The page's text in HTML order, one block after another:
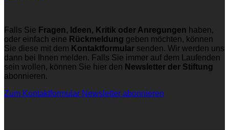
Falls Sie Fragen, Ideen, Kritik oder Anregungen haben,
oder einfach eine Rückmeldung geben möchten, können
Sie diese mit dem Kontaktformular senden. Wir werden uns
dann bei Ihnen melden. Falls Sie immer auf dem Laufenden
sein wollen, können Sie hier den Newsletter der Stiftung
abonnieren.
Zum Kontaktformular Newsletter abonnieren